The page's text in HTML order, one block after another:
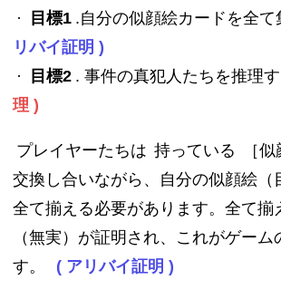
· 目標1 .自分の似顔絵カードを全て
リバイ証明 )
·
目標2 . 事件の真犯人たちを推理す
理 )
プレイヤーたちは 持っている
［
交換し合いながら、自分の似顔絵（
全て揃える必要があります。全て揃
（無実）が証明され、これがゲー
す。
( アリバイ証明 )